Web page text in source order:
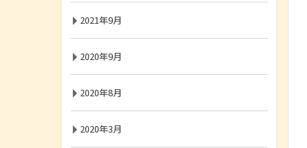
2021年9月
2020年9月
2020年8月
2020年3月